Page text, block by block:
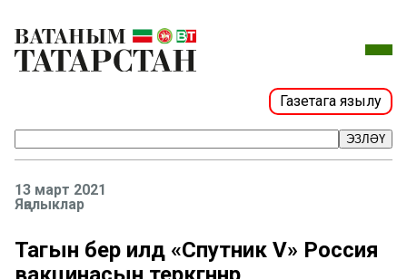
Газетага язылу
ЭЗЛӘҮ
13 март 2021
Яңалыклар
Тагын бер илдә «Спутник V» Россия